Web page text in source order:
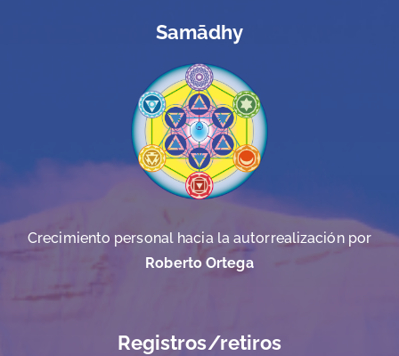
Samādhy
Crecimiento personal hacia la autorrealización por
Roberto Ortega
Registros/retiros